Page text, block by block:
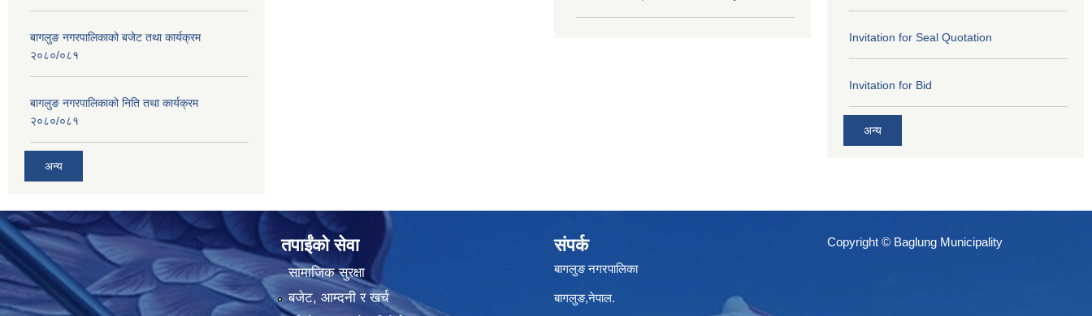
बागलुङ नगरपालिकाको बजेट तथा कार्यक्रम
२०८०/०८१
बागलुङ नगरपालिकाको निति तथा कार्यक्रम
२०८०/०८१
अन्य
Invitation for Seal Quotation
Invitation for Bid
अन्य
तपाईंको सेवा
सामाजिक सुरक्षा
बजेट, आम्दनी र खर्च
संपर्क
बागलुङ नगरपालिका
बागलुङ,नेपाल.
Copyright © Baglung Municipality